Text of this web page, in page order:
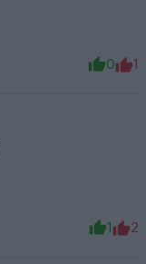
0 1
1 2